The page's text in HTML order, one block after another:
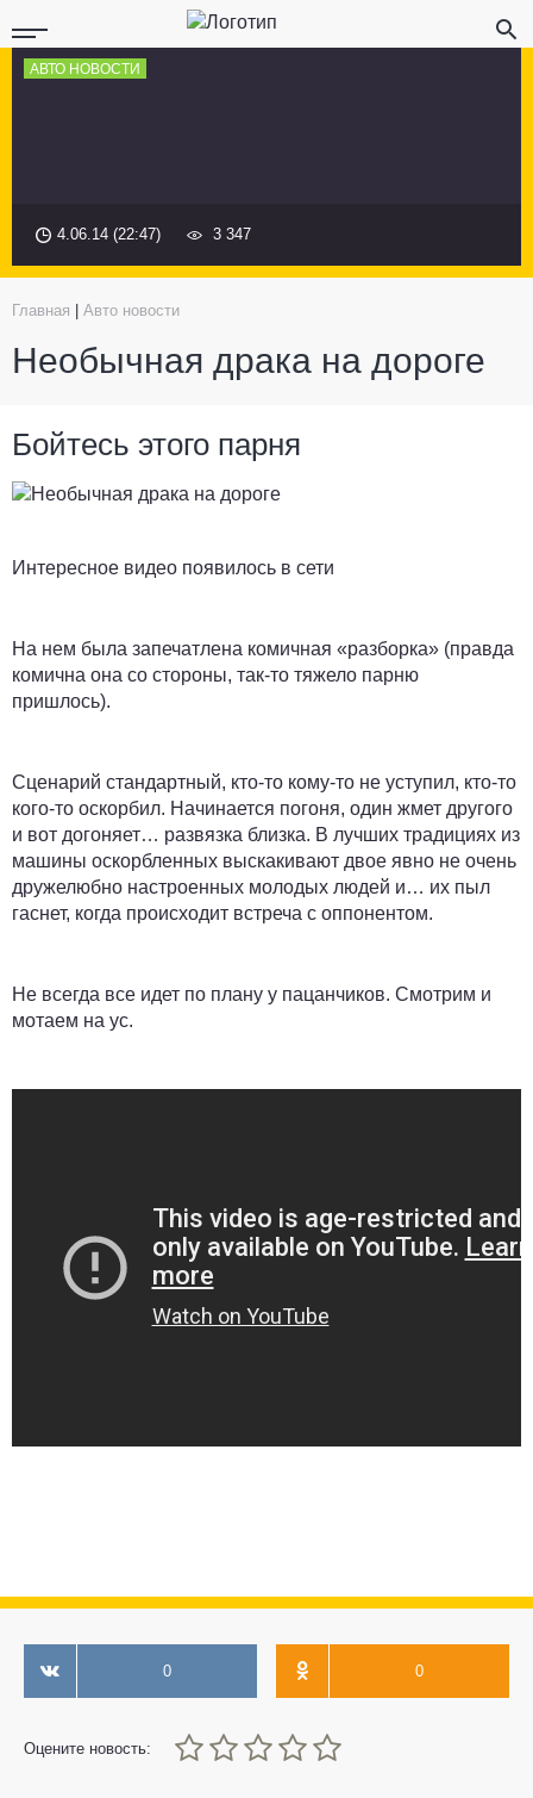
АВТО НОВОСТИ
4.06.14 (22:47) 3 347
Главная Авто новости
Необычная драка на дороге
Бойтесь этого парня
Интересное видео появилось в сети
На нем была запечатлена комичная «разборка» (правда
комична она со стороны, так-то тяжело парню
пришлось).
Сценарий стандартный, кто-то кому-то не уступил, кто-то
кого-то оскорбил. Начинается погоня, один жмет другого
и вот догоняет… развязка близка. В лучших традициях из
машины оскорбленных выскакивают двое явно не очень
дружелюбно настроенных молодых людей и… их пыл
гаснет, когда происходит встреча с оппонентом.
Не всегда все идет по плану у пацанчиков. Смотрим и
мотаем на ус.
0 0
Оцените новость:
0
1 3 4 5